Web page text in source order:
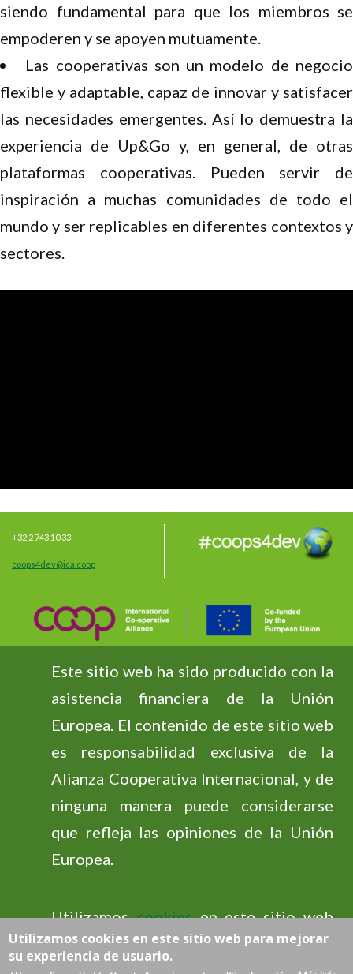
siendo fundamental para que los miembros se
empoderen y se apoyen mutuamente.
Las cooperativas son un modelo de negocio
flexible y adaptable, capaz de innovar y satisfacer
las necesidades emergentes. Así lo demuestra la
experiencia de Up&Go y, en general, de otras
plataformas cooperativas. Pueden servir de
inspiración a muchas comunidades de todo el
mundo y ser replicables en diferentes contextos y
sectores.
+32 2 743 10 33
coops4dev@ica.coop
Este sitio web ha sido producido con la
asistencia financiera de la Unión
Europea. El contenido de este sitio web
es responsabilidad exclusiva de la
Alianza Cooperativa Internacional, y de
ninguna manera puede considerarse
que refleja las opiniones de la Unión
Europea.
Utilizamoscookiesen este sitio web
para mejorar su experiencia de usuario.
Utilizamos cookies en este sitio web para mejorar
su experiencia de usuario.